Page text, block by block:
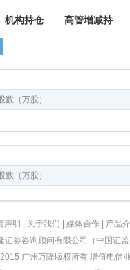
机构持仓 高管增减持
数（万股）
数（万股）
声明 关于我们 媒体合作
产品
证券咨询顾问有限公司（中国证
广州万隆版权所有 增值电信